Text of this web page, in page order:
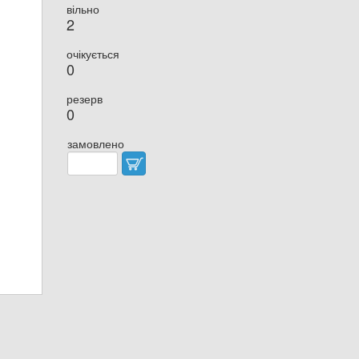
вільно
2
очікується
0
резерв
0
замовлено